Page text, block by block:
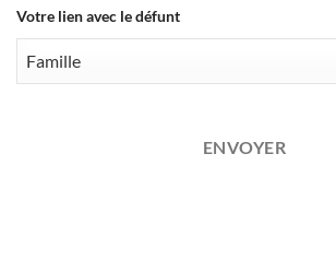
Votre lien avec le défunt
ENVOYER